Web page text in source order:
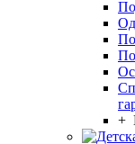
+